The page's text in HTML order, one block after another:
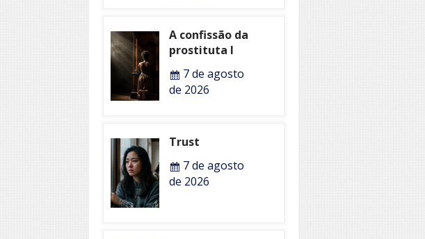
A confissão da
prostituta I
7 de agosto
de 2026
Trust
7 de agosto
de 2026